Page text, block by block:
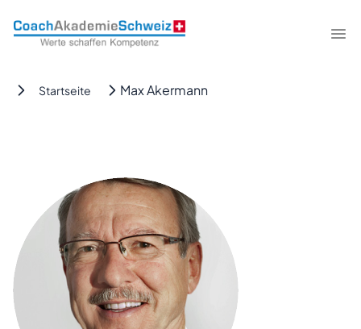
CoachAkademieSchweiz
Startseite Max Akermann